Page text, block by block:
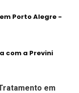
Porto Alegre -
com a Previni
em